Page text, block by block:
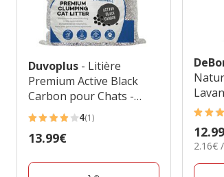
Duvoplus - Litière
Premium Active Black
Carbon pour Chats -
12kg
4
étoiles
4(1)
Prix
13.99€
2.8Kg
4.6
avec
24
Prix
2.16€
Litre
2.16€